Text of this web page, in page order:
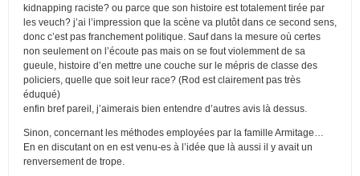
kidnapping raciste? ou parce que son histoire est totalement tirée par
les veuch? j’ai l’impression que la scène va plutôt dans ce second sens,
donc c’est pas franchement politique. Sauf dans la mesure où certes
non seulement on l’écoute pas mais on se fout violemment de sa
gueule, histoire d’en mettre une couche sur le mépris de classe des
policiers, quelle que soit leur race? (Rod est clairement pas très
éduqué)
enfin bref pareil, j’aimerais bien entendre d’autres avis là dessus.
Sinon, concernant les méthodes employées par la famille Armitage…
En en discutant on en est venu-es à l’idée que là aussi il y avait un
renversement de trope.